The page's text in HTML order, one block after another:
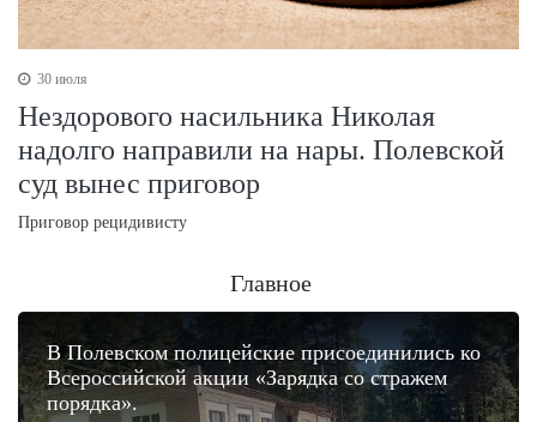
30 июля
Нездорового насильника Николая
надолго направили на нары. Полевской
суд вынес приговор
Приговор рецидивисту
Главное
В Полевском полицейские присоединились ко
Всероссийской акции «Зарядка со стражем
порядка».